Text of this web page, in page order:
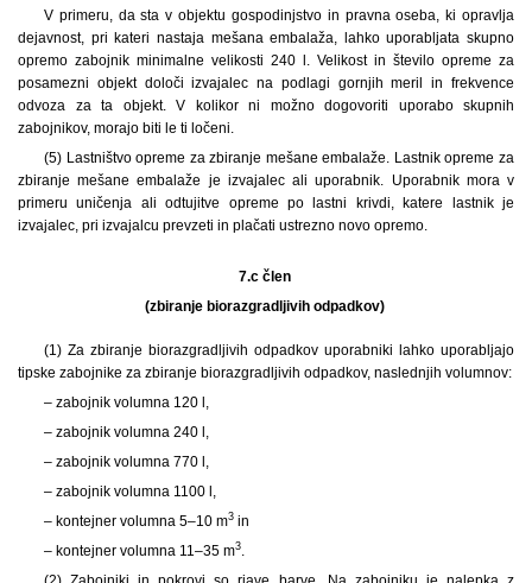
V primeru, da sta v objektu gospodinjstvo in pravna oseba, ki opravlja
dejavnost, pri kateri nastaja mešana embalaža, lahko uporabljata skupno
opremo zabojnik minimalne velikosti 240 l. Velikost in število opreme za
posamezni objekt določi izvajalec na podlagi gornjih meril in frekvence
odvoza za ta objekt. V kolikor ni možno dogovoriti uporabo skupnih
zabojnikov, morajo biti le ti ločeni.
(5) Lastništvo opreme za zbiranje mešane embalaže. Lastnik opreme za
zbiranje mešane embalaže je izvajalec ali uporabnik. Uporabnik mora v
primeru uničenja ali odtujitve opreme po lastni krivdi, katere lastnik je
izvajalec, pri izvajalcu prevzeti in plačati ustrezno novo opremo.
7.c člen
(zbiranje biorazgradljivih odpadkov)
(1) Za zbiranje biorazgradljivih odpadkov uporabniki lahko uporabljajo
tipske zabojnike za zbiranje biorazgradljivih odpadkov, naslednjih volumnov:
– zabojnik volumna 120 l,
– zabojnik volumna 240 l,
– zabojnik volumna 770 l,
– zabojnik volumna 1100 l,
– kontejner volumna 5–10 m3in
– kontejner volumna 11–35 m3.